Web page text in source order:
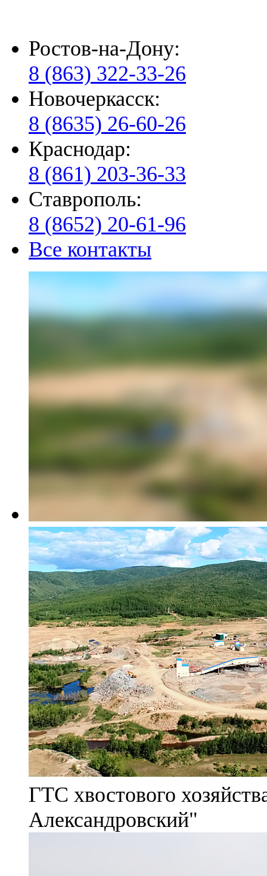
Ростов-на-Дону:
8 (863) 322-33-26
Новочеркасск:
8 (8635) 26-60-26
Краснодар:
8 (861) 203-36-33
Ставрополь:
8 (8652) 20-61-96
Все контакты
ГТС хвостового
Александровский"